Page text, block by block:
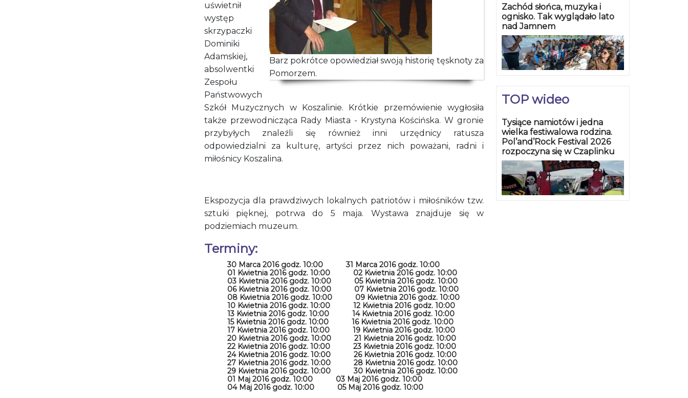
Barz pokrótce opowiedział swoją historię tęsknoty za
Pomorzem.
uświetnił
występ
skrzypaczki
Dominiki
Adamskiej,
absolwentki
Zespołu
Państwowych
Szkół Muzycznych w Koszalinie. Krótkie przemówienie wygłosiła
także przewodnicząca Rady Miasta - Krystyna Kościńska. W gronie
przybyłych znaleźli się również inni urzędnicy ratusza
odpowiedzialni za kulturę, artyści przez nich poważani, radni i
miłośnicy Koszalina.
Ekspozycja dla prawdziwych lokalnych patriotów i miłośników tzw.
sztuki pięknej, potrwa do 5 maja. Wystawa znajduje się w
podziemiach muzeum.
Terminy:
30 Marca 2016 godz. 10:00
31 Marca 2016 godz. 10:00
01 Kwietnia 2016 godz. 10:00
02 Kwietnia 2016 godz. 10:00
03 Kwietnia 2016 godz. 10:00
05 Kwietnia 2016 godz. 10:00
06 Kwietnia 2016 godz. 10:00
07 Kwietnia 2016 godz. 10:00
08 Kwietnia 2016 godz. 10:00
09 Kwietnia 2016 godz. 10:00
10 Kwietnia 2016 godz. 10:00
12 Kwietnia 2016 godz. 10:00
13 Kwietnia 2016 godz. 10:00
14 Kwietnia 2016 godz. 10:00
15 Kwietnia 2016 godz. 10:00
16 Kwietnia 2016 godz. 10:00
17 Kwietnia 2016 godz. 10:00
19 Kwietnia 2016 godz. 10:00
20 Kwietnia 2016 godz. 10:00
21 Kwietnia 2016 godz. 10:00
22 Kwietnia 2016 godz. 10:00
23 Kwietnia 2016 godz. 10:00
24 Kwietnia 2016 godz. 10:00
26 Kwietnia 2016 godz. 10:00
27 Kwietnia 2016 godz. 10:00
28 Kwietnia 2016 godz. 10:00
29 Kwietnia 2016 godz. 10:00
30 Kwietnia 2016 godz. 10:00
01 Maj 2016 godz. 10:00
03 Maj 2016 godz. 10:00
04 Maj 2016 godz. 10:00
05 Maj 2016 godz. 10:00
Zachód słońca, muzyka i
ognisko. Tak wyglądało lato
nad Jamnem
TOP wideo
Tysiące namiotów i jedna
wielka festiwalowa rodzina.
Pol’and’Rock Festival 2026
rozpoczyna się w Czaplinku